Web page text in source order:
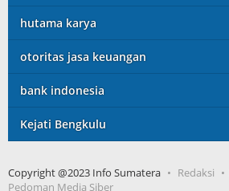
hutama karya
otoritas jasa keuangan
bank indonesia
Kejati Bengkulu
Copyright @2023 Info Sumatera Redaksi
Pedoman Media Siber